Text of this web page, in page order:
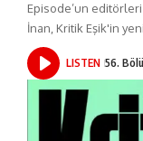
Episode’un
İnan, Kritik Eşik'in
LISTEN 56.